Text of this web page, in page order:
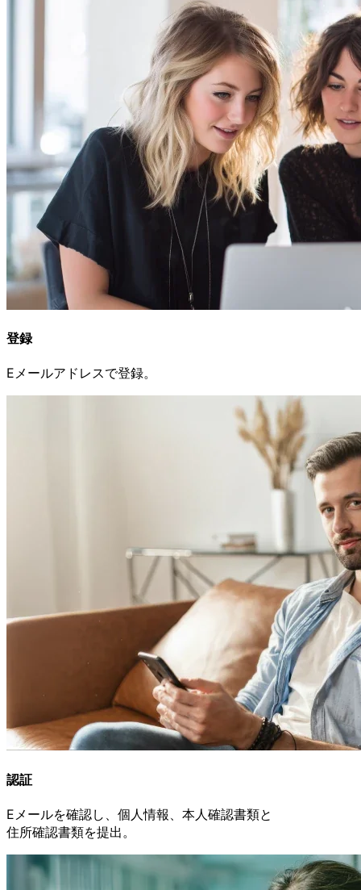
登録
Eメールアドレスで登録。
認証
Eメールを確認し、 個人情報、 本人確認書類と
住所確認書類を提出。